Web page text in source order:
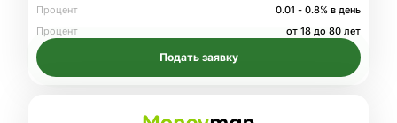
Процент
0.01 - 0.8% в день
Процент
от 18 до 80 лет
Подать заявку